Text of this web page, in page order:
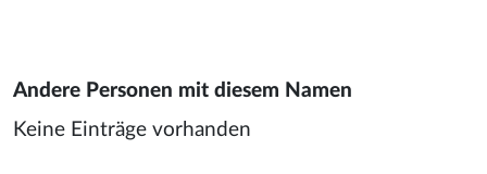
Andere Personen mit diesem Namen
Keine Einträge vorhanden